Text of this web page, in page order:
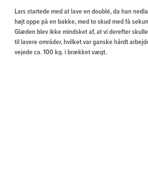
Lars startede med at lave en doublé, da han
højt oppe på en bakke, med to skud med få
Glæden blev ikke mindsket af, at vi derefter
til lavere områder, hvilket var ganske hårdt
vejede ca. 100 kg. i brækket vægt.